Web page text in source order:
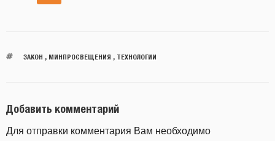
ЗАКОН , МИНПРОСВЕЩЕНИЯ , ТЕХНОЛОГИИ
Добавить комментарий
Для отправки комментария Вам необходимо